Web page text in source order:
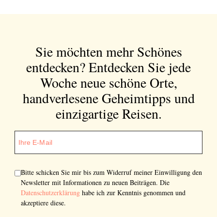
Sie möchten mehr Schönes
entdecken?Entdecken Sie jede
Woche neue schöne Orte,
handverlesene Geheimtipps und
einzigartige Reisen.
Bitte schicken Sie mir bis zum Widerruf meiner Einwilligung den
Newsletter mit Informationen zu neuen Beiträgen. Die
Datenschutzerklärung habe ich zur Kenntnis genommen und
akzeptiere diese.
Einwilligung den Newsletter mit Informationen zu
neuen Beiträgen. DieDatenschutzerklärunghabe ich
zur Kenntnis genommen und akzeptiere diese.